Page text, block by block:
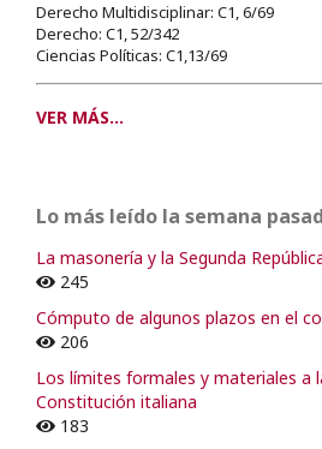
Derecho Multidisciplinar: C1, 6/69
Derecho: C1, 52/342
Ciencias Políticas: C1,13/69
VER MÁS...
Lo más leído la semana
La masonería y la Segunda
245
Cómputo de algunos plazos en el
206
Los límites formales y materiales a
Constitución italiana
183